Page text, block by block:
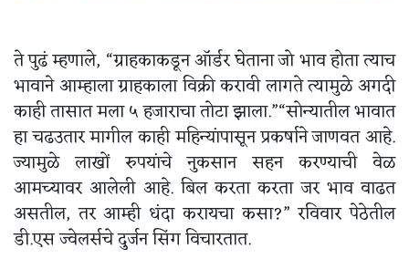
ते पुढं म्हणाले, “ग्राहकाकडून ऑर्डर घेताना जो भाव होता त्याच
भावाने आम्हाला ग्राहकाला विक्री करावी लागते त्यामुळे अगदी
काही तासात मला ५ हजाराचा तोटा झाला.”“सोन्यातील भावात
हा चढउतार मागील काही महिन्यांपासून प्रकर्षाने जाणवत आहे.
ज्यामुळे लाखों रुपयांचे नुकसान सहन करण्याची वेळ
आमच्यावर आलेली आहे. बिल करता करता जर भाव वाढत
असतील, तर आम्ही धंदा करायचा कसा?” रविवार पेठेतील
डी.एस ज्वेलर्सचे दुर्जन सिंग विचारतात.